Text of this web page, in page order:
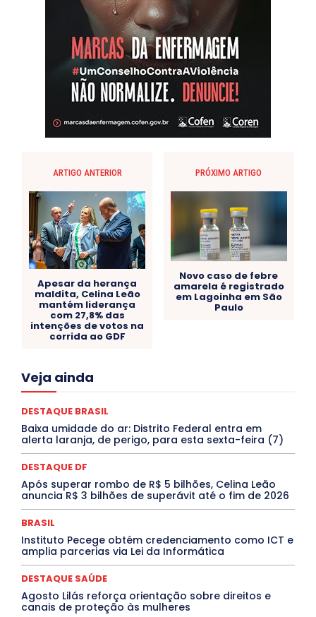
ARTIGO ANTERIOR
Apesar da herança
maldita, Celina Leão
mantém liderança
com 27,8% das
intenções de votos na
corrida ao GDF
PRÓXIMO ARTIGO
Novo caso de febre
amarela é registrado
em Lagoinha em São
Paulo
Veja ainda
Acre
Ceará
CONTRATO TEMPORÁRIO
Crônica Política
Crônicas
CULTURA
Cultura e Tal
DANÇA Dengue
Denuncia
Destaques Enfermagem Unida
DESTAQUES OUTROS
DISTRITO FEDERAL
EDUCAÇÃO
ELEIÇÕES
EMPREGO E OPORTUNIDADES
ENTORNO
Especial
EXPOSIÇÃO
Featured
Febre Amarela
Febre Oropouche
FILMES
Jogos Online
Mato Grosso do Sul
MEIO AMBIENTE
Minas Gerais
MOBILIDADE
MPOX MÚSICA
DESTAQUE BRASIL
Baixa umidade do ar: Distrito Federal entra em
alerta laranja, de perigo, para esta sexta-feira (7)
DESTAQUE DF
Após superar rombo de R$ 5 bilhões, Celina Leão
anuncia R$ 3 bilhões de superávit até o fim de 2026
BRASIL
Instituto Pecege obtém credenciamento como ICT e
amplia parcerias via Lei da Informática
DESTAQUE SAÚDE
Agosto Lilás reforça orientação sobre direitos e
canais de proteção às mulheres